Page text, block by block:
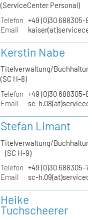
(ServiceCenter Personal)
Telefon +49 (0)30 688305-
Email
Kerstin Nabe
Titelverwaltung/
(SC H-8)
Telefon +49 (0)30 688305-
Email
sc-
Stefan Limant
Titelverwaltung/
(SC H-9)
Telefon +49 (0)30 688305-
Email
sc-
Heike
Tuchscheerer